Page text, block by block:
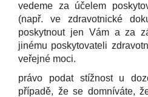
vedeme za účelem
(např. ve zdravotnické
poskytnout jen Vám a za
jinému poskytovateli
veřejné moci.
právo podat stížnost u
případě, že se domníváte,